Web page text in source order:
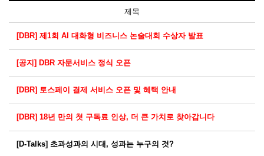
제목
[DBR] 제1회 AI 대화형 비즈니스 논술대회 수상자 발표
[공지] DBR 자문서비스 정식 오픈
[DBR] 토스페이 결제 서비스 오픈 및 혜택 안내
[DBR] 18년 만의 첫 구독료 인상, 더 큰 가치로 찾아갑니다
[D-Talks] 초과성과의 시대, 성과는 누구의 것?